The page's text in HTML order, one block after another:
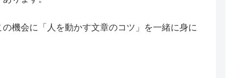
機会に「人を動かす文章のコツ」を一緒に身に